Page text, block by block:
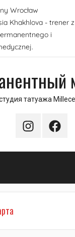
Wrocław
Khakhlova - trener z
i
татуажа
Instagram